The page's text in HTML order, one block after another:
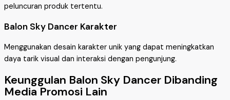
peluncuran produk tertentu.
Balon Sky Dancer Karakter
Menggunakan desain karakter unik yang dapat meningkatkan
daya tarik visual dan interaksi dengan pengunjung.
Keunggulan Balon Sky Dancer Dibanding
Media Promosi Lain